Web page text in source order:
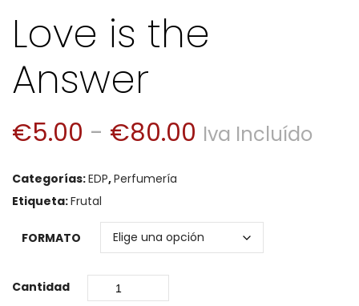
Love is the
Answer
€5.00 - €80.00 Rango
desde
Iva Incluído
Categorías:EDP,Perfumería
Etiqueta:Frutal
FORMATO
Cantidad